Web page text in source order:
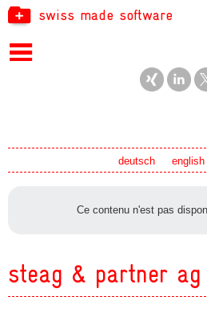
swiss made software
english
deutsch
Ce contenu n'est pas
steag & partner ag